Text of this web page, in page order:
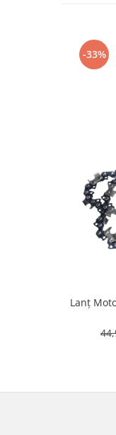
Suporturi laptop
Tirbușoane și
Unelte pentru altoit
Unelte pentru grădină
Motoforeze și
-33%
Lanț